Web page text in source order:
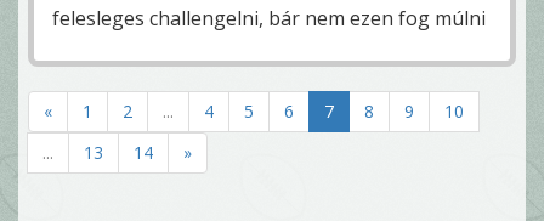
felesleges challengelni, bár nem ezen fog múlni
« 1 2 ... 4 5 6 7 8 9
10
...
13 14 »